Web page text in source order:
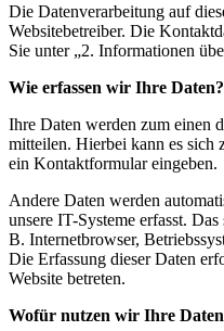
Die Datenverarbeitung auf
Websitebetreiber. Die
Sie unter „2. Informationen
Wie erfassen wir Ihre Daten?
Ihre Daten werden zum einen
mitteilen. Hierbei kann es sich
ein Kontaktformular eingeben.
Andere Daten werden
unsere IT-Systeme erfasst.
B. Internetbrowser,
Die Erfassung dieser Daten
Website betreten.
Wofür nutzen wir Ihre